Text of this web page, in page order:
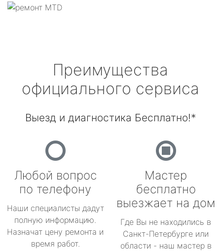
Преимущества
официального сервиса
Выезд и диагностика Бесплатно!*
Любой вопрос
по телефону
Наши специалисты дадут
полную информацию.
Назначат цену ремонта и
время работ.
Мастер
бесплатно
выезжает на дом
Где Вы не находились в
Санкт-Петербурге или
области - наш мастер в